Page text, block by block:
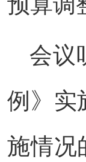
会议
例》实
施情况